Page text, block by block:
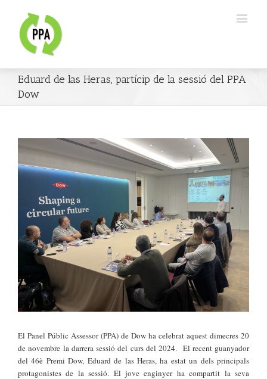
Eduard de las Heras, partícip de la sessió del PPA
Dow
Larger
Image
El Panel Públic Assessor (PPA) de Dow ha celebrat aquest dimecres 20
de novembre la darrera sessió del curs del 2024. El recent guanyador
del 46è Premi Dow, Eduard de las Heras, ha estat un dels principals
protagonistes de la sessió. El jove enginyer ha compartit la seva